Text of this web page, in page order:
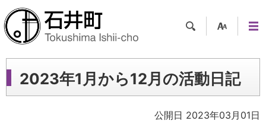
ツー
ル
ュー
2023年1月から12月の活動日記
公開日 2023年03月01日